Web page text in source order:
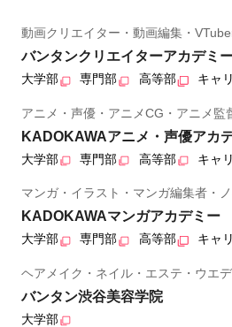
動画クリエイター・動画編集・
バンタンクリエイターアカデミ
大学部 専門部 高等部 キャ
アニメ・声優・アニメCG・アニメ監
KADOKAWAアニメ・声優アカ
大学部 専門部 高等部 キャ
マンガ・イラスト・マンガ編集者・
KADOKAWAマンガアカデミー
大学部 専門部 高等部 キャ
ヘアメイク・ネイル・エステ・ウエ
バンタン渋谷美容学院
大学部